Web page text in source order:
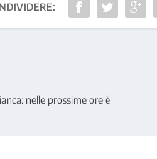
nelle prossime ore è